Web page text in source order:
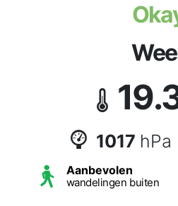
1017 hPa
Aanbevolen
wandelingen buiten